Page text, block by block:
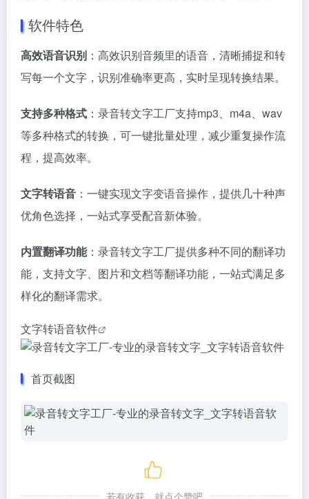
软件特色
高效语音识别 ：高效识别音频里的语音，清晰捕捉和转
写每一个文字，识别准确率更高，实时呈现转换结果。
支持多种格式 ：录音转文字工厂支持mp3、m4a、wav
等多种格式的转换，可一键批量处理，减少重复操作流
程，提高效率。
文字转语音 ：一键实现文字变语音操作，提供几十种声
优角色选择，一站式享受配音新体验。
内置翻译功能：录音转文字工厂提供多种不同的翻译功
能，支持文字、图片和文档等翻译功能，一站式满足多
样化的翻译需求。
文字转语音软件
首页截图
若有收获，就点个赞吧